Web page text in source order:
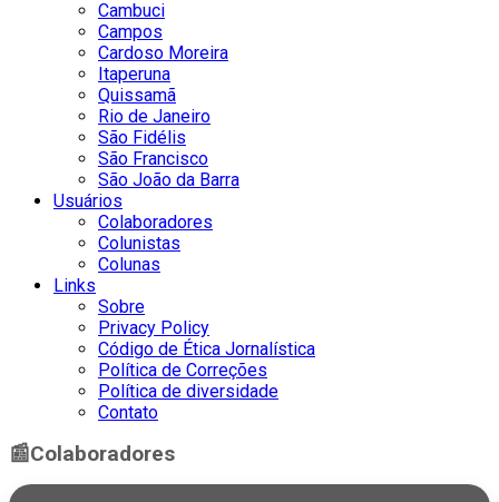
Cambuci
Campos
Cardoso Moreira
Itaperuna
Quissamã
Rio de Janeiro
São Fidélis
São Francisco
São João da Barra
Usuários
Colaboradores
Colunistas
Colunas
Links
Sobre
Privacy Policy
Código de Ética Jornalística
Política de Correções
Política de diversidade
Contato
📰Colaboradores